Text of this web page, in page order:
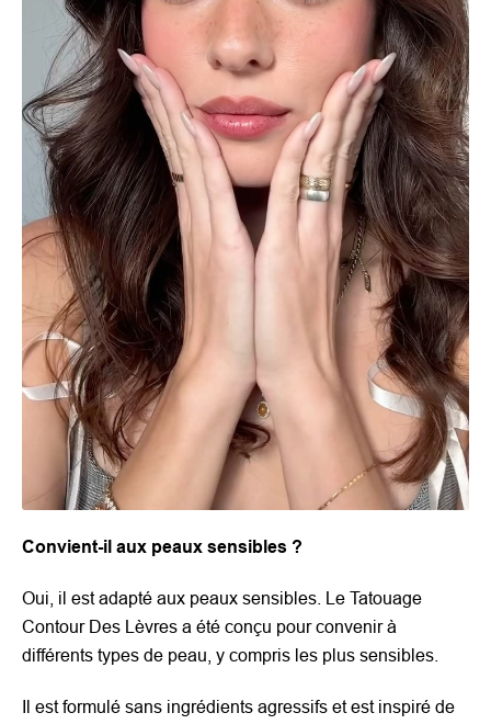
Convient-il aux peaux sensibles ?
Oui, il est adapté aux peaux sensibles. Le Tatouage
Contour Des Lèvres a été conçu pour convenir à
différents types de peau, y compris les plus sensibles.
Il est formulé sans ingrédients agressifs et est inspiré de